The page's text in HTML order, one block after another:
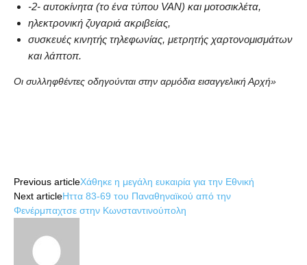
-2- αυτοκίνητα (το ένα τύπου VAN) και μοτοσικλέτα,
ηλεκτρονική ζυγαριά ακριβείας,
συσκευές κινητής τηλεφωνίας, μετρητής χαρτονομισμάτων
και λάπτοπ.
Οι συλληφθέντες οδηγούνται στην αρμόδια εισαγγελική Αρχή»
Previous articleΧάθηκε η μεγάλη ευκαιρία για την Εθνική
Next articleΗττα 83-69 του Παναθηναϊκού από την
Φενέρμπαχτσε στην Κωνσταντινούπολη